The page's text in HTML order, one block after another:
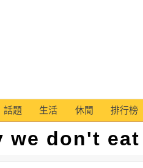
話題 生活 休閒 排行榜
we don't